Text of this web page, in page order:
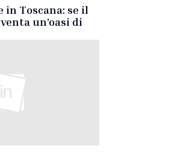
in Toscana: se il
un’oasi di